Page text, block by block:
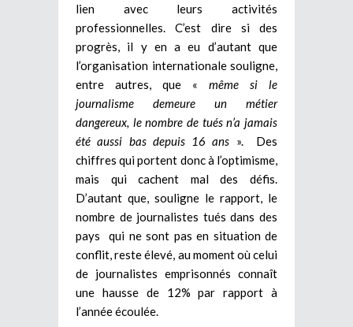
lien avec leurs activités
professionnelles. C’est dire si des
progrès, il y en a eu d’autant que
l’organisation internationale souligne,
entre autres, que « même si le
journalisme demeure un métier
dangereux, le nombre de tués n’a jamais
été aussi bas depuis 16 ans ». Des
chiffres qui portent donc à l’optimisme,
mais qui cachent mal des défis.
D’autant que, souligne le rapport, le
nombre de journalistes tués dans des
pays qui ne sont pas en situation de
conflit, reste élevé, au moment où celui
de journalistes emprisonnés connaît
une hausse de 12% par rapport à
l’année écoulée.